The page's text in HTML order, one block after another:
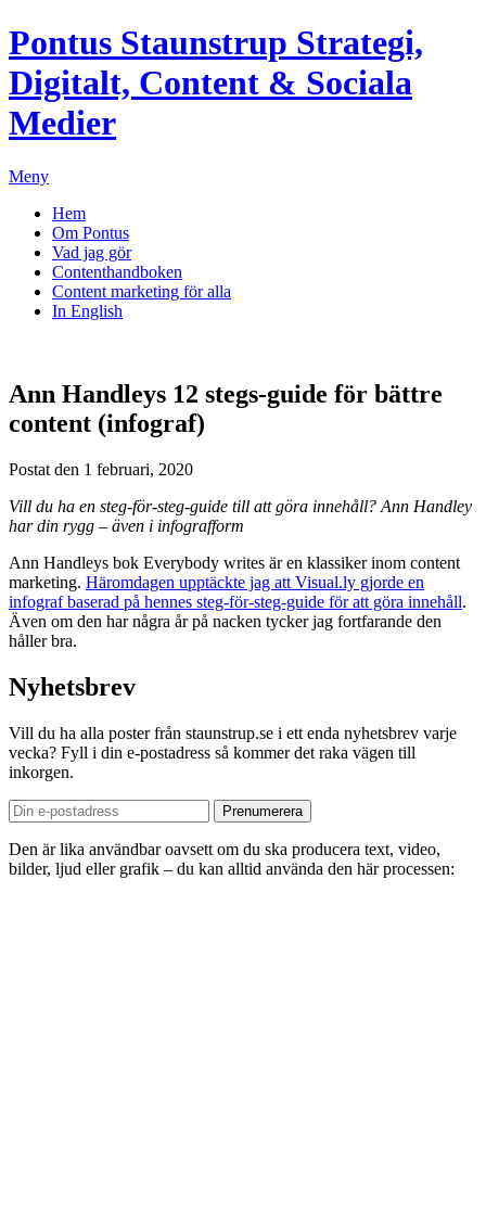
Pontus Staunstrup Strategi,
Digitalt, Content & Sociala
Medier
Meny
Hem
Om Pontus
Vad jag gör
Contenthandboken
Content marketing för alla
In English
Ann Handleys 12 stegs-guide för bättre
content (infograf)
Postat den 1 februari, 2020
Vill du ha en steg-för-steg-guide till att göra innehåll? Ann Handley
har din rygg – även i infografform
Ann Handleys bok Everybody writes är en klassiker inom content
marketing. Häromdagen upptäckte jag att Visual.ly gjorde en
infograf baserad på hennes steg-för-steg-guide för att göra innehåll.
Även om den har några år på nacken tycker jag fortfarande den
håller bra.
Nyhetsbrev
Vill du ha alla poster från staunstrup.se i ett enda nyhetsbrev varje
vecka? Fyll i din e-postadress så kommer det raka vägen till
inkorgen.
Den är lika användbar oavsett om du ska producera text, video,
bilder, ljud eller grafik – du kan alltid använda den här processen: